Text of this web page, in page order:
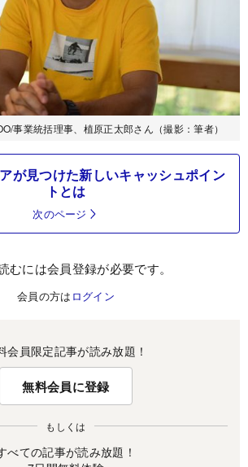
事業統括理事、植原正太郎さん（撮影：筆者）
が見つけた新しいキャッシュポイン
トとは
次のページ
むには会員登録が必要です。
会員の方は ログイン
会員限定記事が読み放題！
無料会員に登録
もしくは
べての記事が読み放題！